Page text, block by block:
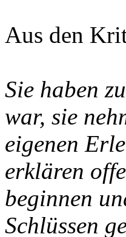
Aus den
Sie haben
war, sie
eigenen
erklären
beginnen
Schlüssen